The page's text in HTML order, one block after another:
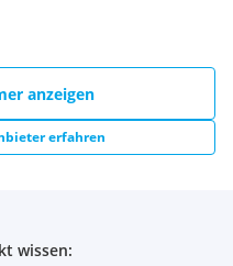
anzeigen
erfahren
wissen: